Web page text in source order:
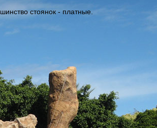
стоянок - платные.